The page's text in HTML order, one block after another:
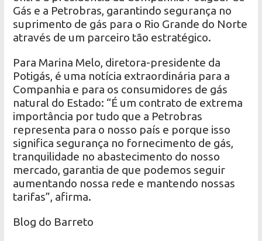
Gás e a Petrobras, garantindo segurança no
suprimento de gás para o Rio Grande do Norte
através de um parceiro tão estratégico.
Para Marina Melo, diretora-presidente da
Potigás, é uma notícia extraordinária para a
Companhia e para os consumidores de gás
natural do Estado: “É um contrato de extrema
importância por tudo que a Petrobras
representa para o nosso país e porque isso
significa segurança no fornecimento de gás,
tranquilidade no abastecimento do nosso
mercado, garantia de que podemos seguir
aumentando nossa rede e mantendo nossas
tarifas”, afirma.
Blog do Barreto